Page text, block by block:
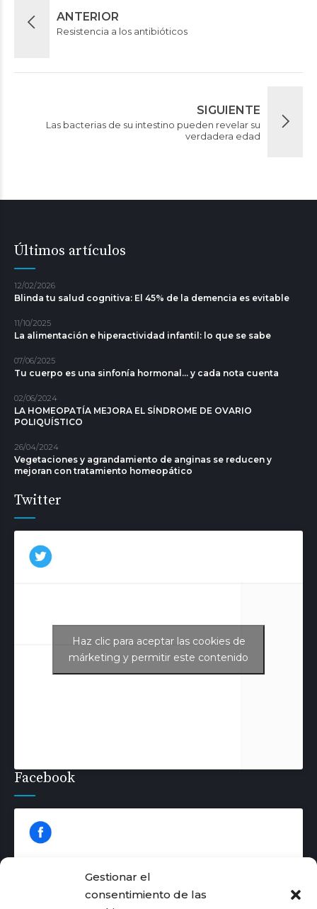
Gestionar el
consentimiento de las
ANTERIOR
Resistencia a los antibióticos
SIGUIENTE
Las bacterias de su intestino pueden revelar su
verdadera edad
Últimos artículos
12/02/2026
Blinda tu salud cognitiva: El 45% de la demencia es evitable
11/10/2025
La alimentación e hiperactividad infantil: lo que se sabe
07/06/2025
Tu cuerpo es una sinfonía hormonal... y cada nota cuenta
02/06/2024
LA HOMEOPATÍA MEJORA EL SÍNDROME DE OVARIO
POLIQUÍSTICO
26/04/2024
Vegetaciones y agrandamiento de anginas se reducen y
mejoran con tratamiento homeopático
Twitter
Tweets de Aurora Juliá
Haz clic para aceptar las cookies de
márketing y permitir este contenido
Facebook